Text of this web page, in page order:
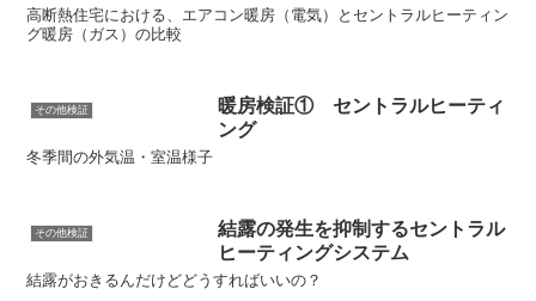
高断熱住宅における、エアコン暖房（電気）とセントラルヒーティン
グ暖房（ガス）の比較
その他検証
暖房検証① セントラルヒーティ
ング
冬季間の外気温・室温様子
その他検証
結露の発生を抑制するセントラル
ヒーティングシステム
結露がおきるんだけどどうすればいいの？